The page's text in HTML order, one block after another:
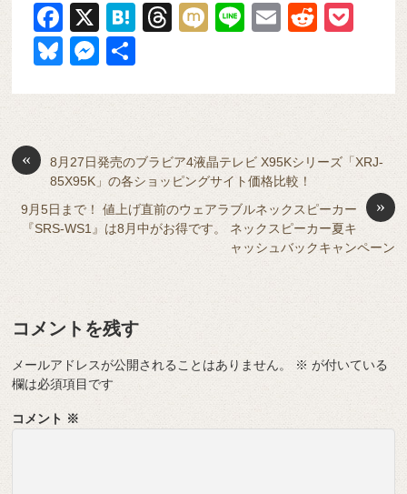
F
a
c
e
o
o
k
X
H
n
a
T
a
d
s
M
Li
E
R
di et
Bl
e
y
M
n
g
er
«
8月27日発売のブラビア4液晶テレビ X95Kシリーズ「XRJ-
85X95K」の各ショッピングサイト価格比較！
»
9月5日まで！ 値上げ直前のウェアラブルネックスピーカー
『SRS-WS1』は8月中がお得です。 ネックスピーカー夏キ
ャッシュバックキャンペーン
コメントを残す
メールアドレスが公開されることはありません。 ※ が付いている
欄は必須項目です
コメント ※